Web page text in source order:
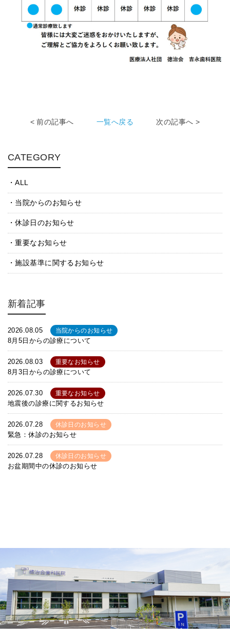
< 前の記事へ 一覧へ戻る 次の記事へ >
CATEGORY
ALL
当院からのお知らせ
休診日のお知らせ
重要なお知らせ
施設基準に関するお知らせ
新着記事
2026.08.05 当院からのお知らせ
8月5日からの診療について
2026.08.03 重要なお知らせ
8月3日からの診療について
2026.07.30 重要なお知らせ
地震後の診療に関するお知らせ
2026.07.28 休診日のお知らせ
緊急：休診のお知らせ
2026.07.28 休診日のお知らせ
お盆期間中の休診のお知らせ